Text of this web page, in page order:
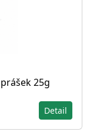
25g
Detail